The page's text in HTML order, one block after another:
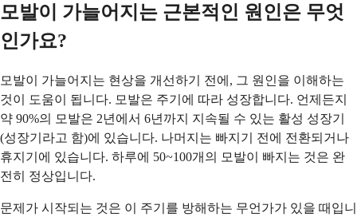
모발이 가늘어지는 근본적인 원인은 무엇
인가요?
모발이 가늘어지는 현상을 개선하기 전에, 그 원인을 이해하는
것이 도움이 됩니다. 모발은 주기에 따라 성장합니다. 언제든지
약 90%의 모발은 2년에서 6년까지 지속될 수 있는 활성 성장기
(성장기라고 함)에 있습니다. 나머지는 빠지기 전에 전환되거나
휴지기에 있습니다. 하루에 50~100개의 모발이 빠지는 것은 완
전히 정상입니다.
문제가 시작되는 것은 이 주기를 방해하는 무언가가 있을 때입니